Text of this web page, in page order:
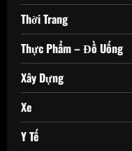
Thời Trang
Thực Phẩm – Đồ Uống
Xây Dựng
Xe
Y Tế